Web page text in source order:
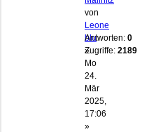
von
Leone
blu
»
Mo
24.
Mär
2025,
17:06
»
Antworten: 0
Zugriffe: 2189